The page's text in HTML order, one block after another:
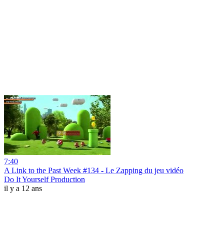
7:40
A Link to the Past Week #134 - Le Zapping du jeu vidéo
Do It Yourself Production
il y a 12 ans